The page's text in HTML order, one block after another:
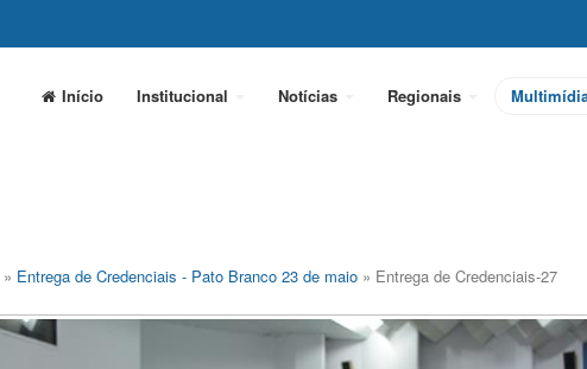
Início Institucional Notícias Regionais
» Entrega de Credenciais - Pato Branco 23 de maio » Entrega de Credenciais-27